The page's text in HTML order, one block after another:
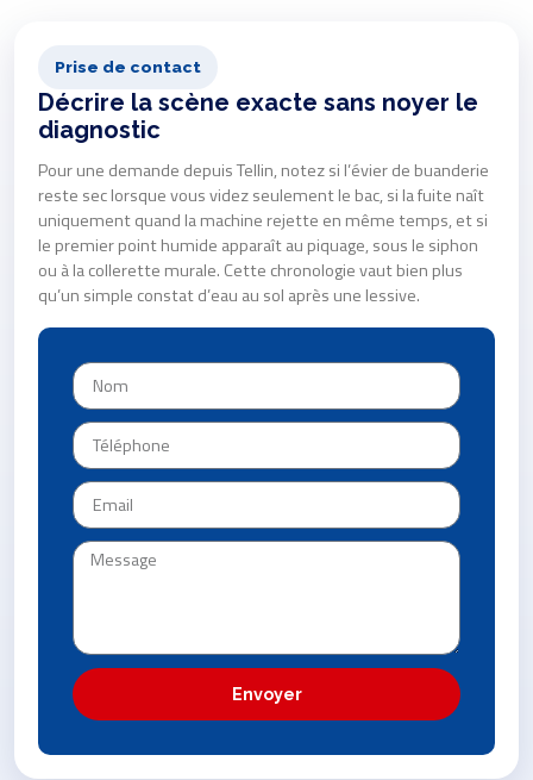
Prise de contact
Décrire la scène exacte sans noyer le
diagnostic
Pour une demande depuis Tellin, notez si l’évier de buanderie
reste sec lorsque vous videz seulement le bac, si la fuite naît
uniquement quand la machine rejette en même temps, et si
le premier point humide apparaît au piquage, sous le siphon
ou à la collerette murale. Cette chronologie vaut bien plus
qu’un simple constat d’eau au sol après une lessive.
Envoyer